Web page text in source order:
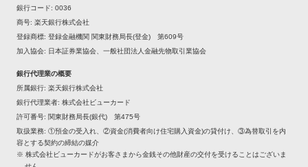
銀行コード
0036
商号 楽天銀行株式会社
登録商標 登録金融機関 関東財務局長(登金) 第609号
加入協会
日本証券業協会、一般社団法人金融先物取引業協会
銀行代理業の概要
所属銀行 楽天銀行株式会社
銀行代理業者 株式会社ビューカード
許可番号
関東財務局長(銀代) 第475号
取扱業務 ①預金の受入れ、②資金(消費者向け住宅購入資金)の貸付け、③為替取引を内
容とする契約の締結の媒介
※ 株式会社ビューカードがお客さまから金銭その他財産の交付を受けることはございま